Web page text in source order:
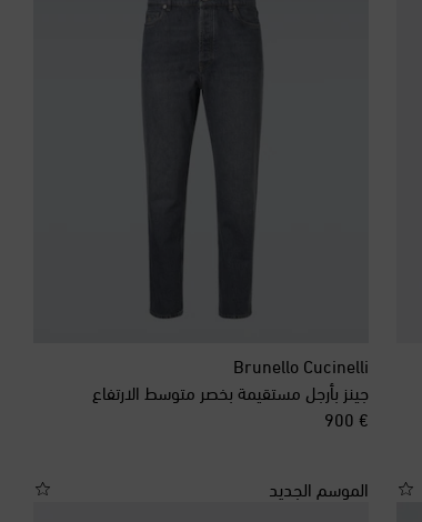
Brunello Cucinelli
جينز بأرجل مستقيمة بخصر متوسط الارتفاع
€ 900
original price
الموسم الجديد
والهرسك
الأسود